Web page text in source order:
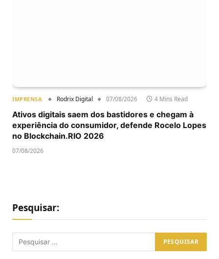
IMPRENSA Rodrix Digital 07/08/2026 4 Mins Read
Ativos digitais saem dos bastidores e chegam à
experiência do consumidor, defende Rocelo Lopes
no Blockchain.RIO 2026
07/08/2026
Pesquisar: